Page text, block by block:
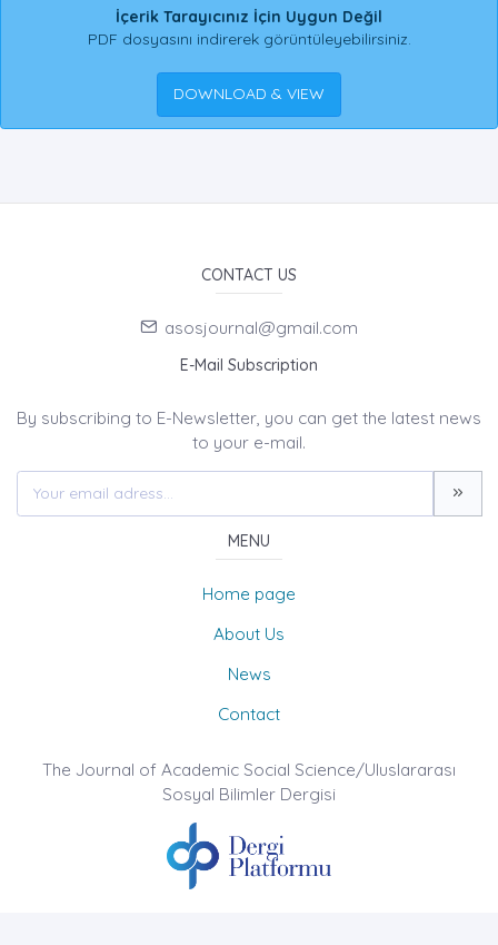
İçerik Tarayıcınız İçin Uygun Değil
PDF dosyasını indirerek görüntüleyebilirsiniz.
DOWNLOAD & VIEW
CONTACT US
asosjournal@gmail.com
E-Mail Subscription
By subscribing to E-Newsletter, you can get the latest news
to your e-mail.
MENU
Home page
About Us
News
Contact
The Journal of Academic Social Science/Uluslararası
Sosyal Bilimler Dergisi